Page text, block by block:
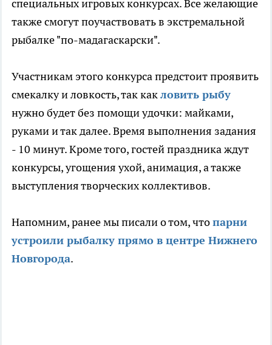
специальных игровых конкурсах. Все желающие
также смогут поучаствовать в экстремальной
рыбалке "по-мадагаскарски".
Участникам этого конкурса предстоит проявить
смекалку и ловкость, так какловить рыбу
нужно будет без помощи удочки: майками,
руками и так далее. Время выполнения задания
- 10 минут. Кроме того, гостей праздника ждут
конкурсы, угощения ухой, анимация, а также
выступления творческих коллективов.
Напомним, ранее мы писали о том, чтопарни
устроили рыбалку прямо в центре Нижнего
Новгорода.